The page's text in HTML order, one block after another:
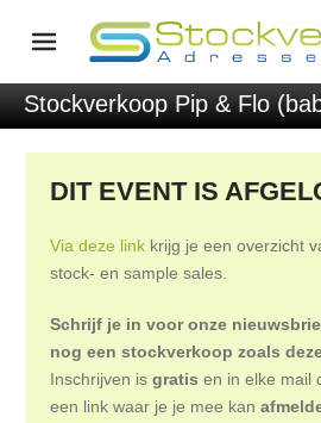
Stockverkoop Pip & Flo
DIT EVENT IS
Via deze link krijg je een overzicht
stock- en sample sales.
Schrijf je in voor onze
nog een stockverkoop zoals
Inschrijven isgratis en in elke mail
een link waar je je mee kan